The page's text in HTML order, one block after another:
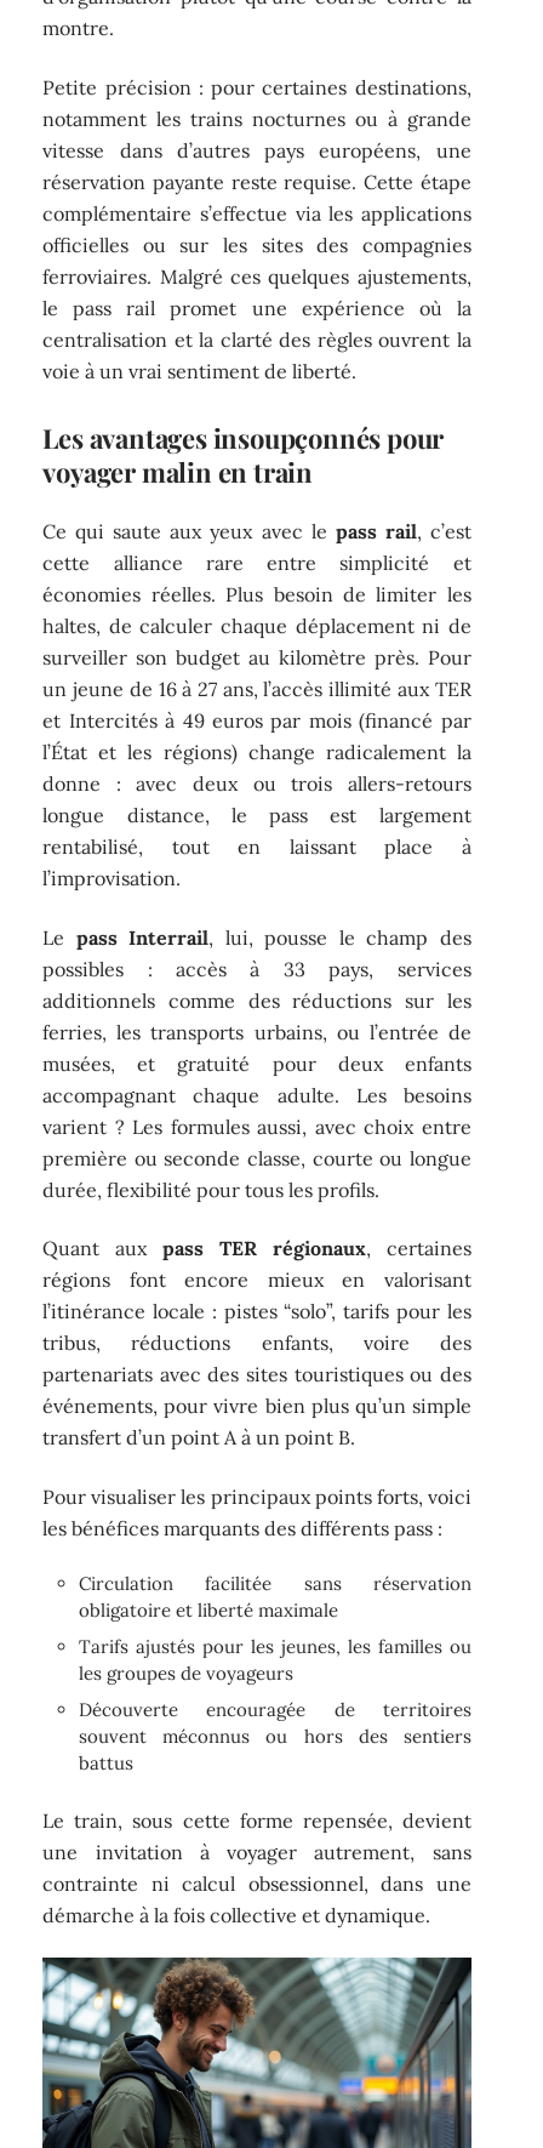
montre.
Petite précision : pour certaines destinations,
notamment les trains nocturnes ou à grande
vitesse dans d’autres pays européens, une
réservation payante reste requise. Cette étape
complémentaire s’effectue via les applications
officielles ou sur les sites des compagnies
ferroviaires. Malgré ces quelques ajustements,
le pass rail promet une expérience où la
centralisation et la clarté des règles ouvrent la
voie à un vrai sentiment de liberté.
Les avantages insoupçonnés pour
voyager malin en train
Ce qui saute aux yeux avec le pass rail, c’est
cette alliance rare entre simplicité et
économies réelles. Plus besoin de limiter les
haltes, de calculer chaque déplacement ni de
surveiller son budget au kilomètre près. Pour
un jeune de 16 à 27 ans, l’accès illimité aux TER
et Intercités à 49 euros par mois (financé par
l’État et les régions) change radicalement la
donne : avec deux ou trois allers-retours
longue distance, le pass est largement
rentabilisé, tout en laissant place à
l’improvisation.
Le pass Interrail, lui, pousse le champ des
possibles : accès à 33 pays, services
additionnels comme des réductions sur les
ferries, les transports urbains, ou l’entrée de
musées, et gratuité pour deux enfants
accompagnant chaque adulte. Les besoins
varient ? Les formules aussi, avec choix entre
première ou seconde classe, courte ou longue
durée, flexibilité pour tous les profils.
Quant auxpass TER régionaux, certaines
régions font encore mieux en valorisant
l’itinérance locale : pistes “solo”, tarifs pour les
tribus, réductions enfants, voire des
partenariats avec des sites touristiques ou des
événements, pour vivre bien plus qu’un simple
transfert d’un point A à un point B.
Pour visualiser les principaux points forts, voici
les bénéfices marquants des différents pass :
Circulation facilitée sans réservation
obligatoire et liberté maximale
Tarifs ajustés pour les jeunes, les familles ou
les groupes de voyageurs
Découverte encouragée de territoires
souvent méconnus ou hors des sentiers
battus
Le train, sous cette forme repensée, devient
une invitation à voyager autrement, sans
contrainte ni calcul obsessionnel, dans une
démarche à la fois collective et dynamique.